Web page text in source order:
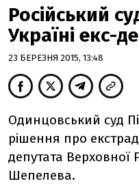
Російський
Україні екс-
23 БЕРЕЗНЯ 2015, 13:48
Одинцовський суд
рішення про
депутата Верховної
Шепелева.